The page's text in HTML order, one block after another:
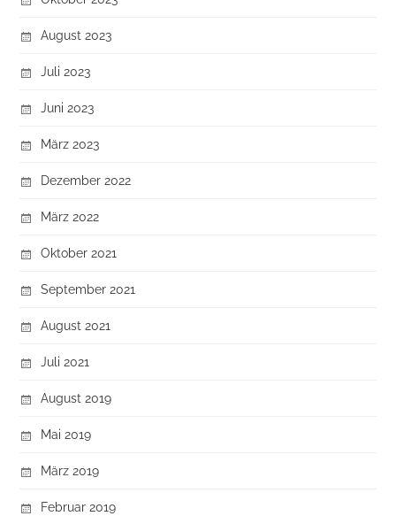
August 2023
Juli 2023
Juni 2023
März 2023
Dezember 2022
März 2022
Oktober 2021
September 2021
August 2021
Juli 2021
August 2019
Mai 2019
März 2019
Februar 2019